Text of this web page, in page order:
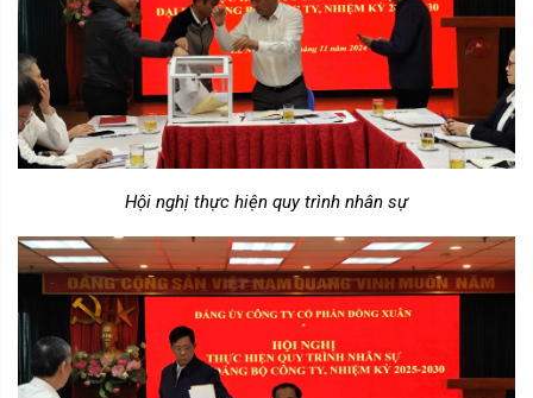
Hội nghị thực hiện quy trình nhân sự